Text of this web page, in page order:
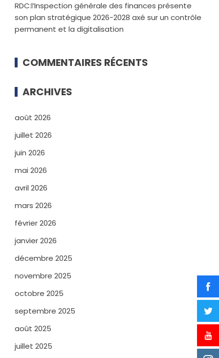
RDC:l’Inspection générale des finances présente
son plan stratégique 2026-2028 axé sur un contrôle
permanent et la digitalisation
COMMENTAIRES RÉCENTS
ARCHIVES
août 2026
juillet 2026
juin 2026
mai 2026
avril 2026
mars 2026
février 2026
janvier 2026
décembre 2025
novembre 2025
octobre 2025
septembre 2025
août 2025
juillet 2025